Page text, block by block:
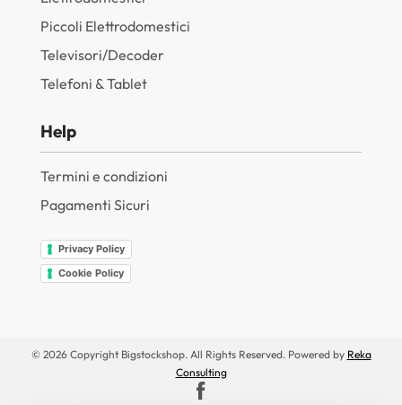
Piccoli Elettrodomestici
Televisori/Decoder
Telefoni & Tablet
Help
Termini e condizioni
Pagamenti Sicuri
Privacy Policy
Cookie Policy
© 2026 Copyright Bigstockshop. All Rights Reserved. Powered by Reka
Consulting